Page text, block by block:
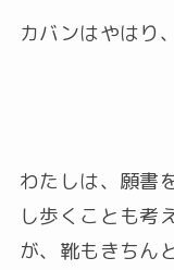
カバンはやはり
わたしは、願書
し歩くことも考
が、靴もきちん